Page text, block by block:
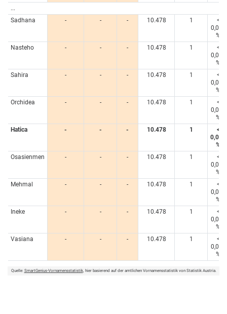
...
Sadhana
- - - 10.478 1
<
0,005
%
Nasteho
- - - 10.478 1
<
0,005
%
Sahira
- - - 10.478 1
<
0,005
%
Orchidea
- - - 10.478 1
<
0,005
%
Hatica
- - - 10.478 1
<
0,005
%
Osasienmen
- - - 10.478 1
<
0,005
%
Mehmal
- - - 10.478 1
<
0,005
%
Ineke
- - - 10.478 1
<
0,005
%
Vasiana
- - - 10.478 1
<
0,005
%
Quelle: SmartGenius-Vornamensstatistik, hier basierend auf der amtlichen Vornamensstatistik von Statistik Austria.